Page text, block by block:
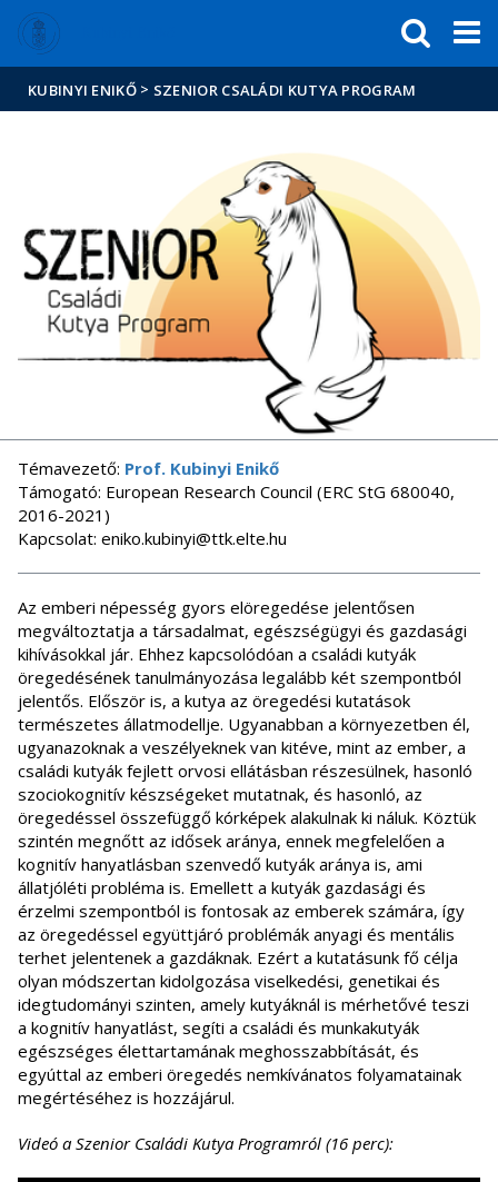
sajtóban
KUBINYI ENIKŐ > SZENIOR CSALÁDI KUTYA PROGRAM
Témavezető: Prof. Kubinyi Enikő
Támogató: European Research Council (ERC StG 680040,
2016-2021)
Kapcsolat: eniko.kubinyi@ttk.elte.hu
Az emberi népesség gyors elöregedése jelentősen
megváltoztatja a társadalmat, egészségügyi és gazdasági
kihívásokkal jár. Ehhez kapcsolódóan a családi kutyák
öregedésének tanulmányozása legalább két szempontból
jelentős. Először is, a kutya az öregedési kutatások
természetes állatmodellje. Ugyanabban a környezetben él,
ugyanazoknak a veszélyeknek van kitéve, mint az ember, a
családi kutyák fejlett orvosi ellátásban részesülnek, hasonló
szociokognitív készségeket mutatnak, és hasonló, az
öregedéssel összefüggő kórképek alakulnak ki náluk. Köztük
szintén megnőtt az idősek aránya, ennek megfelelően a
kognitív hanyatlásban szenvedő kutyák aránya is, ami
állatjóléti probléma is. Emellett a kutyák gazdasági és
érzelmi szempontból is fontosak az emberek számára, így
az öregedéssel együttjáró problémák anyagi és mentális
terhet jelentenek a gazdáknak. Ezért a kutatásunk fő célja
olyan módszertan kidolgozása viselkedési, genetikai és
idegtudományi szinten, amely kutyáknál is mérhetővé teszi
a kognitív hanyatlást, segíti a családi és munkakutyák
egészséges élettartamának meghosszabbítását, és
egyúttal az emberi öregedés nemkívánatos folyamatainak
megértéséhez is hozzájárul.
Videó a Szenior Családi Kutya Programról (16 perc):